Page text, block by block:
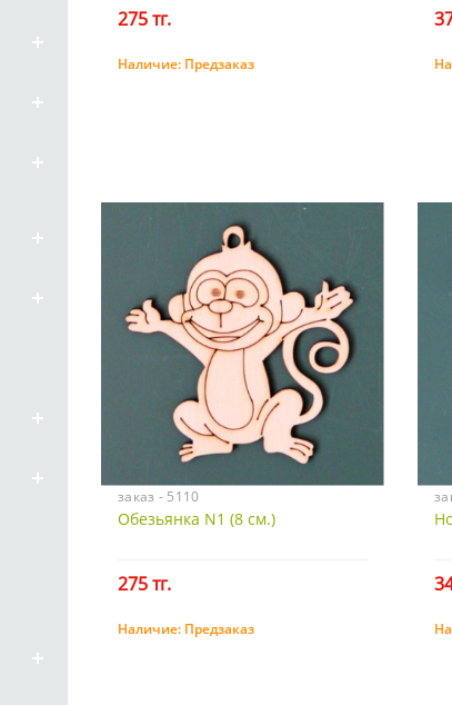
275 тг.
Предзаказ
Наличие: Предзаказ
заказ - 5110
Обезьянка N1 (8 см.)
275 тг.
Предзаказ
Наличие: Предзаказ